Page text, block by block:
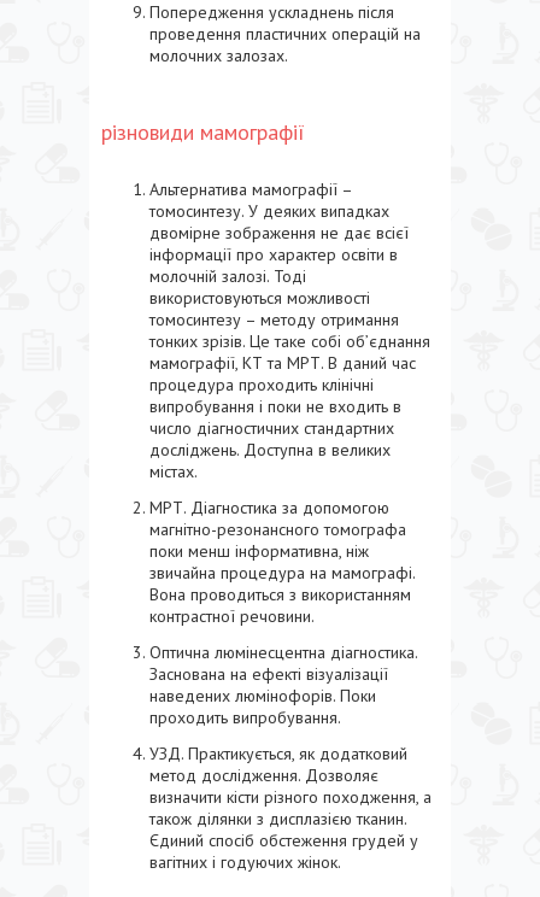
Попередження ускладнень після
проведення пластичних операцій на
молочних залозах.
різновиди мамографії
Альтернатива мамографії –
томосинтезу. У деяких випадках
двомірне зображення не дає всієї
інформації про характер освіти в
молочній залозі. Тоді
використовуються можливості
томосинтезу – методу отримання
тонких зрізів. Це таке собі об’єднання
мамографії, КТ та МРТ. В даний час
процедура проходить клінічні
випробування і поки не входить в
число діагностичних стандартних
досліджень. Доступна в великих
містах.
МРТ. Діагностика за допомогою
магнітно-резонансного томографа
поки менш інформативна, ніж
звичайна процедура на мамографі.
Вона проводиться з використанням
контрастної речовини.
Оптична люмінесцентна діагностика.
Заснована на ефекті візуалізації
наведених люмінофорів. Поки
проходить випробування.
УЗД. Практикується, як додатковий
метод дослідження. Дозволяє
визначити кісти різного походження, а
також ділянки з дисплазією тканин.
Єдиний спосіб обстеження грудей у
вагітних і годуючих жінок.